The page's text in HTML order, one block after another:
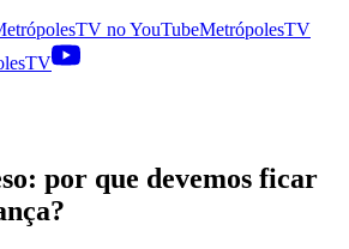
noYouTubeMetrópolesTV
por que devemos ficar